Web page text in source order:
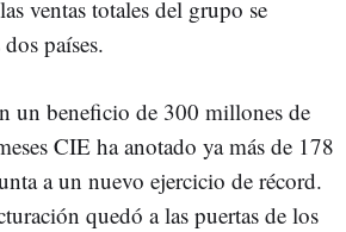
ventas totales del grupo se
países.
un beneficio de 300 millones de
CIE ha anotado ya más de 178
a un nuevo ejercicio de récord.
quedó a las puertas de los